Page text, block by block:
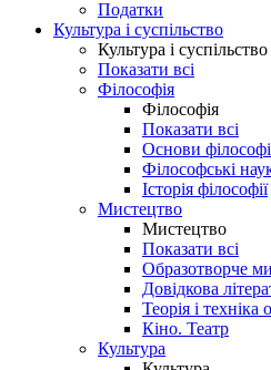
Податки
Культура і суспільство
Культура і суспільство
Показати всі
Філософія
Філософія
Показати всі
Основи
Філософські
Історія філософії
Мистецтво
Мистецтво
Показати всі
Образотворче
Довідкова
Теорія і
Кіно. Театр
Культура